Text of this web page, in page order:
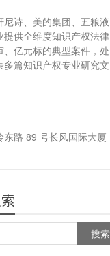
诗、美的集团、五粮液
供全维度知识产权法律
亿元标的典型案件，处
篇知识产权专业研究文
东路 89 号长风国际大厦